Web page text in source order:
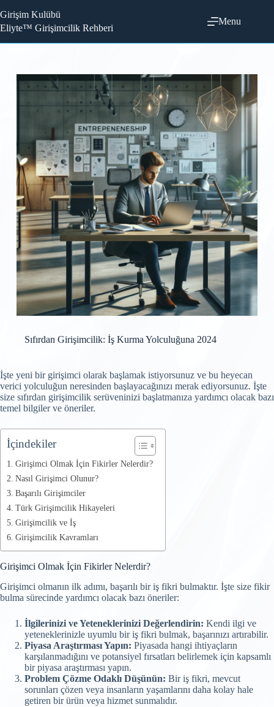
to
content
Girişim Kulübü
Eliyte™ Girişimcilik Rehberi
Menu
Sıfırdan Girişimcilik: İş Kurma Yolculuğuna 2024
İşte yeni bir girişimci olarak başlamak istiyorsunuz ve bu heyecan
verici yolculuğun neresinden başlayacağınızı merak ediyorsunuz. İşte
size sıfırdan girişimcilik serüveninizi başlatmanıza yardımcı olacak bazı
temel bilgiler ve öneriler.
İçindekiler
Girişimci Olmak İçin Fikirler Nelerdir?
Nasıl Girişimci Olunur?
Başarılı Girişimciler
Türk Girişimcilik Hikayeleri
Girişimcilik ve İş
Girişimcilik Kavramları
Girişimci Olmak İçin Fikirler Nelerdir?
Girişimci olmanın ilk adımı, başarılı bir iş fikri bulmaktır. İşte size fikir
bulma sürecinde yardımcı olacak bazı öneriler:
İlgilerinizi ve Yeteneklerinizi Değerlendirin: Kendi ilgi ve
yeteneklerinizle uyumlu bir iş fikri bulmak, başarınızı artırabilir.
Piyasa Araştırması Yapın: Piyasada hangi ihtiyaçların
karşılanmadığını ve potansiyel fırsatları belirlemek için kapsamlı
bir piyasa araştırması yapın.
Problem Çözme Odaklı Düşünün: Bir iş fikri, mevcut
sorunları çözen veya insanların yaşamlarını daha kolay hale
getiren bir ürün veya hizmet sunmalıdır.